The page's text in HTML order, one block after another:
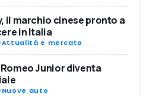
il marchio cinese pronto a
in Italia
Attualità e mercato
Romeo Junior diventa
Nuove auto